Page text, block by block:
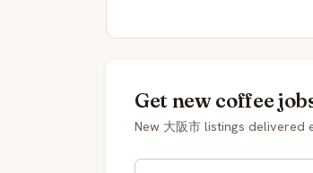
Get new coffee
New 大阪市 listings delivered